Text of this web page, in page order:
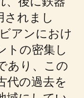
されまし
アンにおけ
トの密集し
あり、この
代の過去を